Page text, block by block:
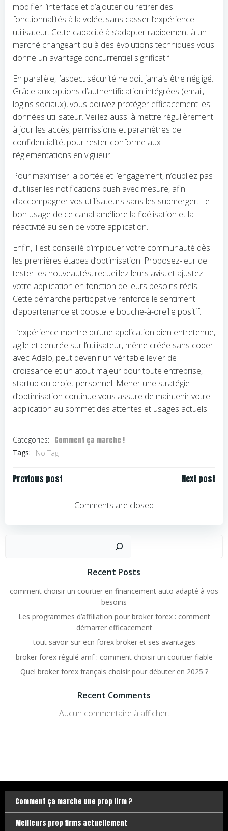
modifier l’interface et d’ajouter ou retirer des
fonctionnalités à la volée, sans casser l’expérience
utilisateur. Cette capacité à s’adapter rapidement à un
marché changeant ou à des évolutions techniques vous
donne un avantage concurrentiel significatif.
En parallèle, l’aspect sécurité ne doit jamais être négligé.
Grâce aux options d’authentification intégrées (email,
logins sociaux), vous pouvez protéger efficacement les
données utilisateur. Veillez aussi à mettre régulièrement
à jour les accès, permissions et paramètres de
confidentialité, pour rester conforme aux
réglementations en vigueur.
Pour maximiser la portée et l’engagement, n’oubliez pas
d’utiliser les notifications push avec mesure, afin
d’accompagner vos utilisateurs sans les submerger. Le
bon usage de ce canal améliore la fidélisation et la
réactivité au sein de votre application.
Enfin, il est conseillé d’impliquer votre communauté dès
les premières étapes d’optimisation. Proposez-leur de
tester les nouveautés, recueillez leurs avis, et ajustez
votre application en fonction de leurs besoins réels.
Cette démarche participative renforce le sentiment
d’appartenance et booste le bouche-à-oreille positif.
L’expérience montre qu’une application bien entretenue,
agile et centrée sur l’utilisateur, même créée sans coder
avec Adalo, peut devenir un véritable levier de
croissance et un atout majeur pour toute entreprise,
startup ou projet personnel. Mener une stratégie
d’optimisation continue vous assure de maintenir votre
application au sommet des attentes et usages actuels.
Categories: Comment ça marche !
Tags: No Tag
Navigation
Previous post
l’article
Next post
Comments are closed
Rechercher
Recent Posts
comment choisir un courtier en financement auto adapté à vos
besoins
Les programmes d’affiliation pour broker forex : comment
démarrer efficacement
tout savoir sur ecn forex broker et ses avantages
broker forex régulé amf : comment choisir un courtier fiable
Quel broker forex français choisir pour débuter en 2025 ?
Recent Comments
Aucun commentaire à afficher.
Comment ça marche une prop firm ?
Meilleurs prop firms actuellement